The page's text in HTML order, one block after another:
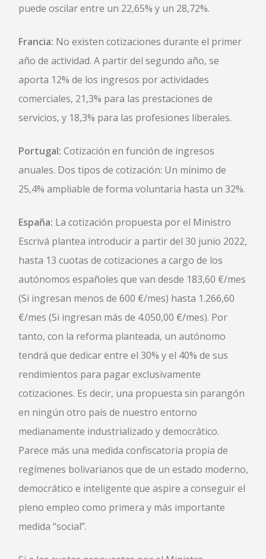
puede oscilar entre un 22,65% y un 28,72%.
Francia: No existen cotizaciones durante el primer
año de actividad. A partir del segundo año, se
aporta 12% de los ingresos por actividades
comerciales, 21,3% para las prestaciones de
servicios, y 18,3% para las profesiones liberales.
Portugal: Cotización en función de ingresos
anuales. Dos tipos de cotización: Un mínimo de
25,4% ampliable de forma voluntaria hasta un 32%.
España: La cotización propuesta por el Ministro
Escrivá plantea introducir a partir del 30 junio 2022,
hasta 13 cuotas de cotizaciones a cargo de los
autónomos españoles que van desde 183,60 €/mes
(Si ingresan menos de 600 €/mes) hasta 1.266,60
€/mes (Si ingresan más de 4.050,00 €/mes). Por
tanto, con la reforma planteada, un autónomo
tendrá que dedicar entre el 30% y el 40% de sus
rendimientos para pagar exclusivamente
cotizaciones. Es decir, una propuesta sin parangón
en ningún otro país de nuestro entorno
medianamente industrializado y democrático.
Parece más una medida confiscatoria propia de
regímenes bolivarianos que de un estado moderno,
democrático e inteligente que aspire a conseguir el
pleno empleo como primera y más importante
medida “social”.